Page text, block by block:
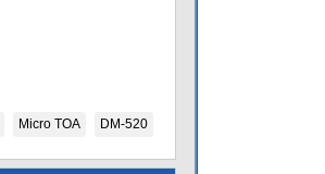
Micro TOA DM-520